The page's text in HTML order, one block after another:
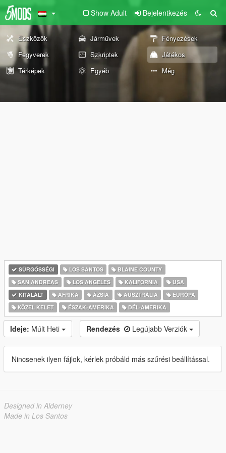
Show Adult Bejelentkezés
Eszközök Járművek
Fényezések
Fegyverek
Szkriptek
Játékos
Térképek
Egyéb Még
SŰRGŐSSÉGI LOS SANTOS
BLAINE COUNTY
SAN ANDREAS
LOS ANGELES KALIFORNIA
USA
KITALÁLT
AFRIKA ÁZSIA AUSZTRÁLIA
EURÓPA
KÖZEL KELET
ÉSZAK-AMERIKA DÉL-AMERIKA
Ideje: Múlt Heti Rendezés Legújabb Verziók
Nincsenek ilyen fájlok, kérlek próbáld más szűrési beállítással.
Designed in Alderney
Made in Los Santos